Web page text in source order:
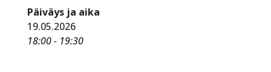
Päiväys ja aika
19.05.2026
18:00 - 19:30